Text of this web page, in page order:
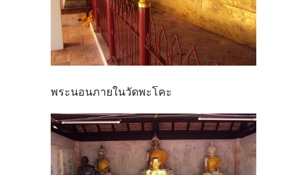
พระนอนภายในวัดพะโคะ